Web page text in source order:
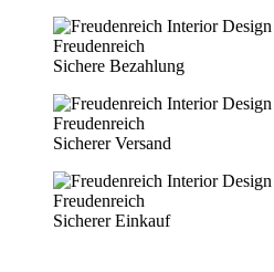
Sichere Bezahlung
Sicherer Versand
Sicherer Einkauf